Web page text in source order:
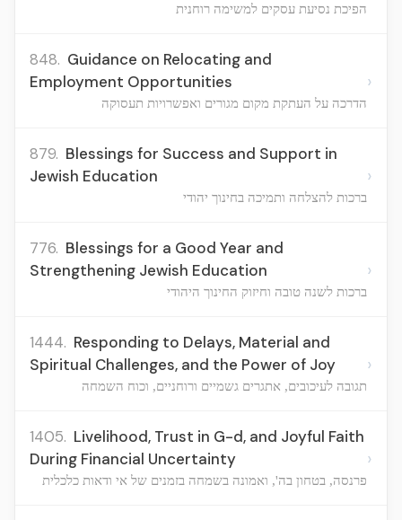
הפיכת נסיעת עסקים למשימה רוחנית
848. Guidance on Relocating and
Employment Opportunities
הדרכה על העתקת מקום מגורים ואפשרויות תעסוקה
›
879. Blessings for Success and Support in
Jewish Education
ברכות להצלחה ותמיכה בחינוך יהודי
›
776. Blessings for a Good Year and
Strengthening Jewish Education
ברכות לשנה טובה וחיזוק החינוך היהודי
›
1444. Responding to Delays, Material and
Spiritual Challenges, and the Power of Joy
תגובה לעיכובים, אתגרים גשמיים ורוחניים, וכוח השמחה
›
1405. Livelihood, Trust in G-d, and Joyful Faith
During Financial Uncertainty
פרנסה, בטחון בה', ואמונה בשמחה בזמנים של אי ודאות כלכלית
›